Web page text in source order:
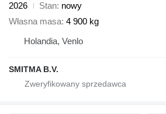
2026
Stan nowy
Własna masa 4 900 kg
Holandia, Venlo
SMITMA B.V.